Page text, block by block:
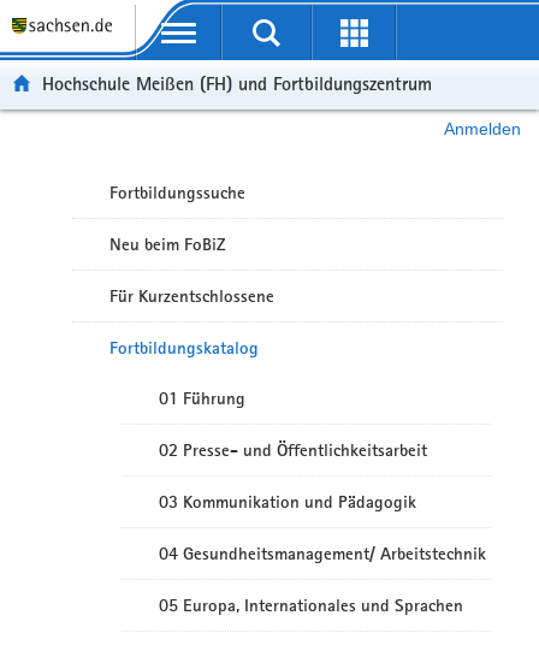
Portalübergreifende Navigation
Hochschule Meißen (FH) und Fortbildungszentrum
Anmelden
Fortbildungssuche
Neu beim FoBiZ
Für Kurzentschlossene
Fortbildungskatalog
01 Führung
02 Presse- und Öffentlichkeitsarbeit
03 Kommunikation und Pädagogik
04 Gesundheitsmanagement/ Arbeitstechnik
05 Europa, Internationales und Sprachen